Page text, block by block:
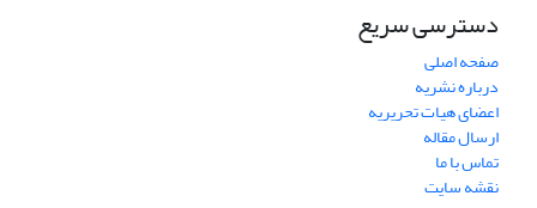
دسترسی سریع
صفحه اصلی
درباره نشریه
اعضای هیات تحریریه
ارسال مقاله
تماس با ما
نقشه سایت